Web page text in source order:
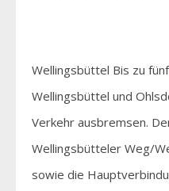
Wellingsbüttel Bis zu
Wellingsbüttel und
Verkehr ausbremsen.
Wellingsbütteler Weg/
sowie die